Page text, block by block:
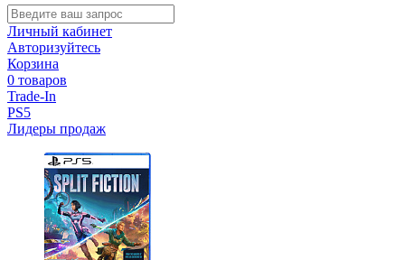
Личный кабинет
Авторизуйтесь
Корзина
0 товаров
Trade-In
PS5
Лидеры продаж